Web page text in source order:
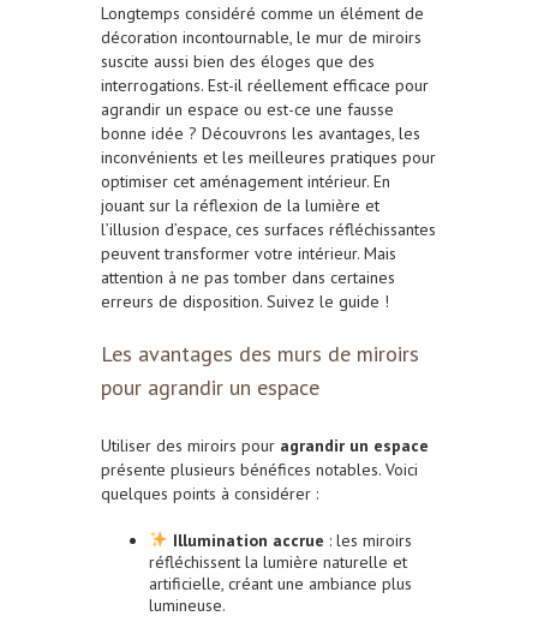
Longtemps considéré comme un élément de
décoration incontournable, le mur de miroirs
suscite aussi bien des éloges que des
interrogations. Est-il réellement efficace pour
agrandir un espace ou est-ce une fausse
bonne idée ? Découvrons les avantages, les
inconvénients et les meilleures pratiques pour
optimiser cet aménagement intérieur. En
jouant sur la réflexion de la lumière et
l’illusion d’espace, ces surfaces réfléchissantes
peuvent transformer votre intérieur. Mais
attention à ne pas tomber dans certaines
erreurs de disposition. Suivez le guide !
Les avantages des murs de miroirs
pour agrandir un espace
Utiliser des miroirs pour agrandir un espace
présente plusieurs bénéfices notables. Voici
quelques points à considérer :
Illumination accrue : les miroirs
réfléchissent la lumière naturelle et
artificielle, créant une ambiance plus
lumineuse.